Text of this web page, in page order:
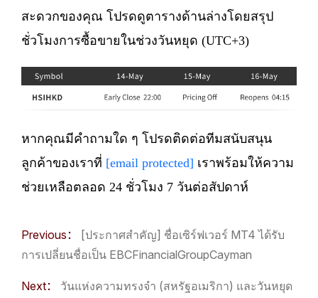
สะดวกของคุณ โปรดดูตารางด้านล่างโดยสรุป
ชั่วโมงการซื้อขายในช่วงวันหยุด (UTC+3)
หากคุณมีคำถามใด ๆ โปรดติดต่อทีมสนับสนุน
ลูกค้าของเราที่ [email protected] เราพร้อมให้ความ
ช่วยเหลือตลอด 24 ชั่วโมง 7 วันต่อสัปดาห์
Previous：
[ประกาศสำคัญ] ชื่อเซิร์ฟเวอร์ MT4 ได้รับ
การเปลี่ยนชื่อเป็น EBCFinancialGroupCayman
Next：
วันแห่งความทรงจำ (สหรัฐอเมริกา) และวันหยุด